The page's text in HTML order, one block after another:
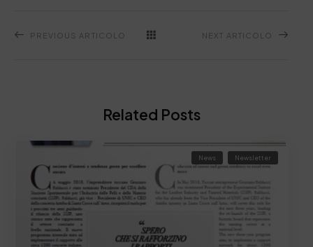
PREVIOUS ARTICOLO NEXT ARTICOLO
Related Posts
News Newsletter